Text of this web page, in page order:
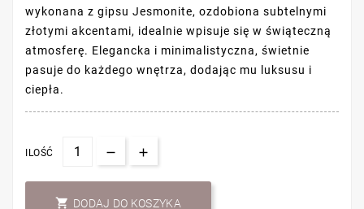
wykonana z gipsu Jesmonite, ozdobiona subtelnymi
złotymi akcentami, idealnie wpisuje się w świąteczną
atmosferę. Elegancka i minimalistyczna, świetnie
pasuje do każdego wnętrza, dodając mu luksusu i
ciepła.
ILOŚĆ
 DODAJ DO KOSZYKA